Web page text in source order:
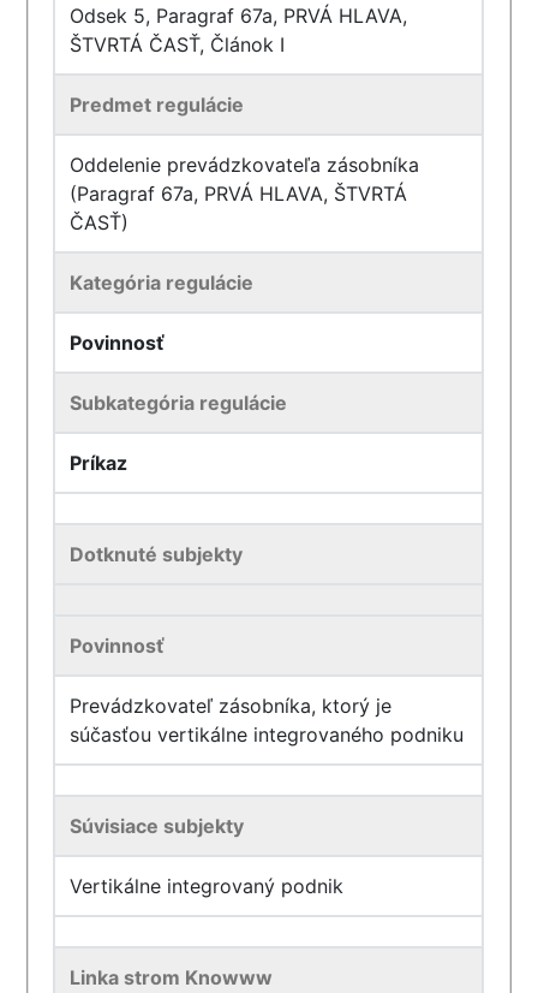
Odsek 5, Paragraf 67a, PRVÁ HLAVA,
ŠTVRTÁ ČASŤ, Článok I
Predmet regulácie
Oddelenie prevádzkovateľa zásobníka
(Paragraf 67a, PRVÁ HLAVA, ŠTVRTÁ
ČASŤ)
Kategória regulácie
Povinnosť
Subkategória regulácie
Príkaz
Dotknuté subjekty
Povinnosť
Prevádzkovateľ zásobníka, ktorý je
súčasťou vertikálne integrovaného podniku
Súvisiace subjekty
Vertikálne integrovaný podnik
Linka strom Knowww